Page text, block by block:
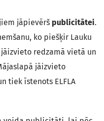
jāpievērš publicitātei.
ko piešķir Lauku
redzamā vietā un
jāizvieto
tiek īstenots ELFLA